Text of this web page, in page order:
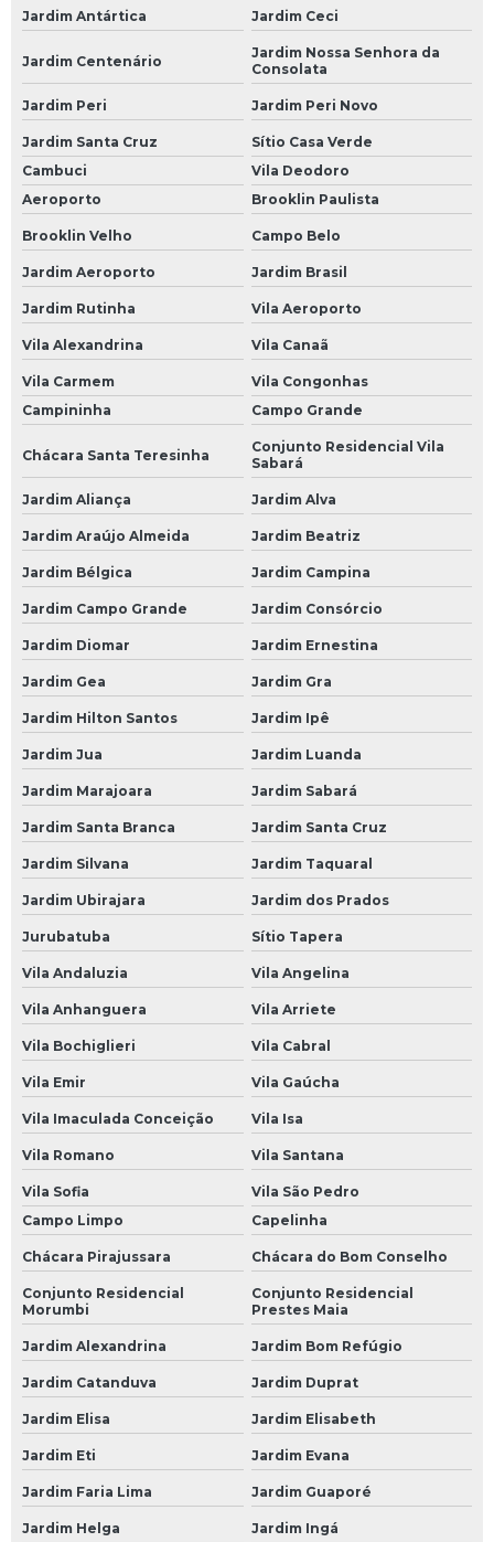
Bateria Carro Heliar
Bateria Carro Moura
Bateria de Carro
Bateria de Carro 45
Bateria de Carro 45 Amperes
Bateria de Carro 50 Amperes
Bateria de Carro 60
Bateria de Carro 60 Ah
Bateria de Carro 60a
Bateria de Carro 60ah
Bateria de Carro de 60 Amperes
Bateria de Gel para Carro
Bateria do Carro
Bateria Heliar Carro
Bateria Moura Carro
Bateria Moura de Carro
Bateria Moura para Carro
Bateria para Carro
Bateria para Carro 60
Bateria para Carro 60 Amperes
Bateria para Carro Heliar
Borracharias 24 Horas
Borracharia 24 Horas
Borracharia 24 Horas em São Paulo
Borracharia 24 Horas na Paulista
Borracharia 24 Horas na Zona Leste
Borracharia 24 Horas na Zona Norte
Borracharia 24 Horas na Zona Oeste
Borracharia 24 Horas na Zona Sul
Borracharia 24 Horas no Morumbi
Borracharia 24 Horas SP
Borracheiro 24 Horas
Borracheiro 24 Horas SP
Mecânicas Automotivas
Jardim Antártica Jardim Ceci
Jardim Centenário
Jardim Nossa Senhora da
Consolata
Jardim Peri Jardim Peri Novo
Jardim Santa Cruz
Sítio Casa Verde
Cambuci
Vila Deodoro
Aeroporto
Brooklin Paulista
Brooklin Velho Campo Belo
Jardim Aeroporto Jardim Brasil
Jardim Rutinha Vila Aeroporto
Vila Alexandrina Vila Canaã
Vila Carmem
Vila Congonhas
Campininha
Campo Grande
Chácara Santa Teresinha
Conjunto Residencial Vila
Sabará
Jardim Aliança Jardim Alva
Jardim Araújo Almeida Jardim Beatriz
Jardim Bélgica Jardim Campina
Jardim Campo Grande Jardim Consórcio
Jardim Diomar Jardim Ernestina
Jardim Gea Jardim Gra
Jardim Hilton Santos Jardim Ipê
Jardim Jua Jardim Luanda
Jardim Marajoara Jardim Sabará
Jardim Santa Branca Jardim Santa Cruz
Jardim Silvana Jardim Taquaral
Jardim Ubirajara Jardim dos Prados
Jurubatuba Sítio Tapera
Vila Andaluzia Vila Angelina
Vila Anhanguera Vila Arriete
Vila Bochiglieri Vila Cabral
Vila Emir Vila Gaúcha
Vila Imaculada Conceição Vila Isa
Vila Romano Vila Santana
Vila Sofia
Vila São Pedro
Campo Limpo
Capelinha
Chácara Pirajussara Chácara do Bom Conselho
Conjunto Residencial
Morumbi
Conjunto Residencial
Prestes Maia
Jardim Alexandrina Jardim Bom Refúgio
Jardim Catanduva Jardim Duprat
Jardim Elisa Jardim Elisabeth
Jardim Eti Jardim Evana
Jardim Faria Lima Jardim Guaporé
Jardim Helga Jardim Ingá